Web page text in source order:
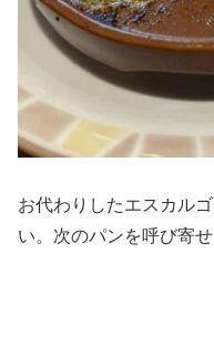
お代わりしたエスカル
い。次のパンを呼び寄せ